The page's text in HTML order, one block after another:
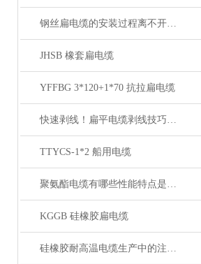
钢丝扁电缆的安装过程离不开这两点注意事项
JHSB 橡套扁电缆
YFFBG 3*120+1*70 抗拉扁电缆
快速剥线！扁平电缆剥线技巧分享
TTYCS-1*2 船用电缆
聚氨酯电缆有哪些性能特点是我们所不知的？
KGGB 硅橡胶扁电缆
硅橡胶耐高温电缆生产中的注意事项